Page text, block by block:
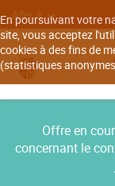
En poursuivant votre
site, vous acceptez
cookies à des fins de
(statistiques
Aller à
Offre en
concernant le